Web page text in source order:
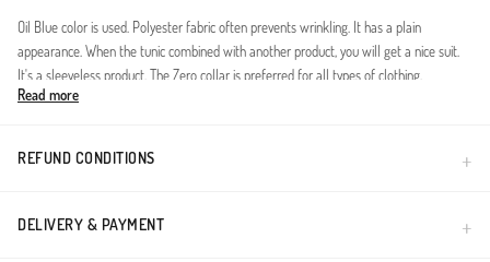
Oil Blue color is used. Polyester fabric often prevents wrinkling. It has a plain
appearance. When the tunic combined with another product, you will get a nice suit.
It's a sleeveless product. The Zero collar is preferred for all types of clothing.
Designed for summer use. The size worn by the model, is the one on the image.
muhafazakar giyim standartlarına uygun modern bir silüet sunar. Sıfır kol kesimi
liflerinden üretilmiştir. Su itici özelliği sayesinde sudan çıktığınız anda dakikalar içinde
Read more
REFUND CONDITIONS
DELIVERY & PAYMENT